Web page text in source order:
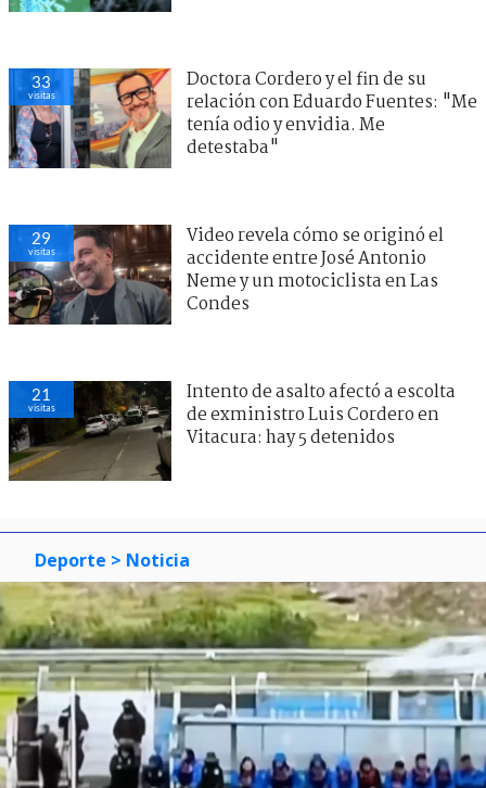
33
visitas
Doctora Cordero y el fin de su
relación con Eduardo Fuentes: "Me
tenía odio y envidia. Me
detestaba"
29
visitas
Video revela cómo se originó el
accidente entre José Antonio
Neme y un motociclista en Las
Condes
21
visitas
Intento de asalto afectó a escolta
de exministro Luis Cordero en
Vitacura: hay 5 detenidos
Deporte > Noticia